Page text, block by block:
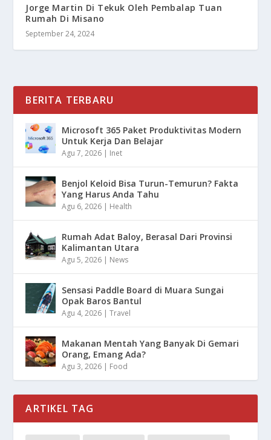
Jorge Martin Di Tekuk Oleh Pembalap Tuan
Rumah Di Misano
September 24, 2024
BERITA TERBARU
Microsoft 365 Paket Produktivitas Modern
Untuk Kerja Dan Belajar
Agu 7, 2026 | Inet
Benjol Keloid Bisa Turun-Temurun? Fakta
Yang Harus Anda Tahu
Agu 6, 2026 | Health
Rumah Adat Baloy, Berasal Dari Provinsi
Kalimantan Utara
Agu 5, 2026 | News
Sensasi Paddle Board di Muara Sungai
Opak Baros Bantul
Agu 4, 2026 |Travel
Makanan Mentah Yang Banyak Di Gemari
Orang, Emang Ada?
Agu 3, 2026 | Food
ARTIKEL TAG